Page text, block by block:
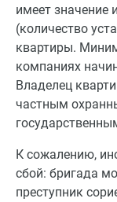
имеет значение
(количество
квартиры.
компаниях
Владелец
частным
К сожалению,
сбой: бригада
преступник